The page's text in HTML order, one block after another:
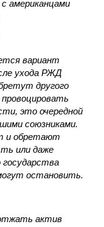
остановить.
актив
рынков. Ну
в стране не
Пашинян
Армении,
политике России
08.08.2026 17:00
08.08.2026 17:00